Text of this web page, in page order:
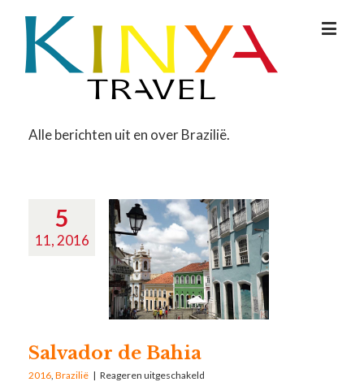
Alle berichten uit en over Brazilië.
5
11, 2016
Salvador de Bahia
2016 ,Brazilië | Reageren uitgeschakeld